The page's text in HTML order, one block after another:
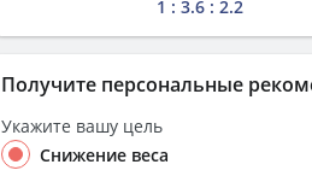
1 : 3.6 : 2.2
Получите персональные
Укажите вашу цель
Снижение веса